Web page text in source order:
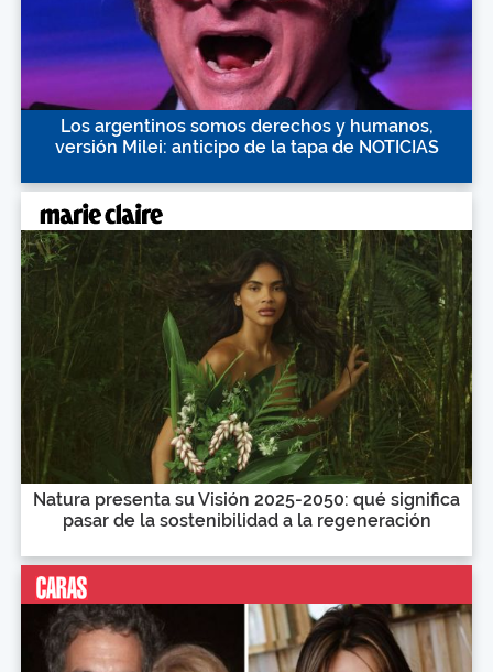
Los argentinos somos derechos y humanos,
versión Milei: anticipo de la tapa de NOTICIAS
Natura presenta su Visión 2025-2050: qué significa
pasar de la sostenibilidad a la regeneración